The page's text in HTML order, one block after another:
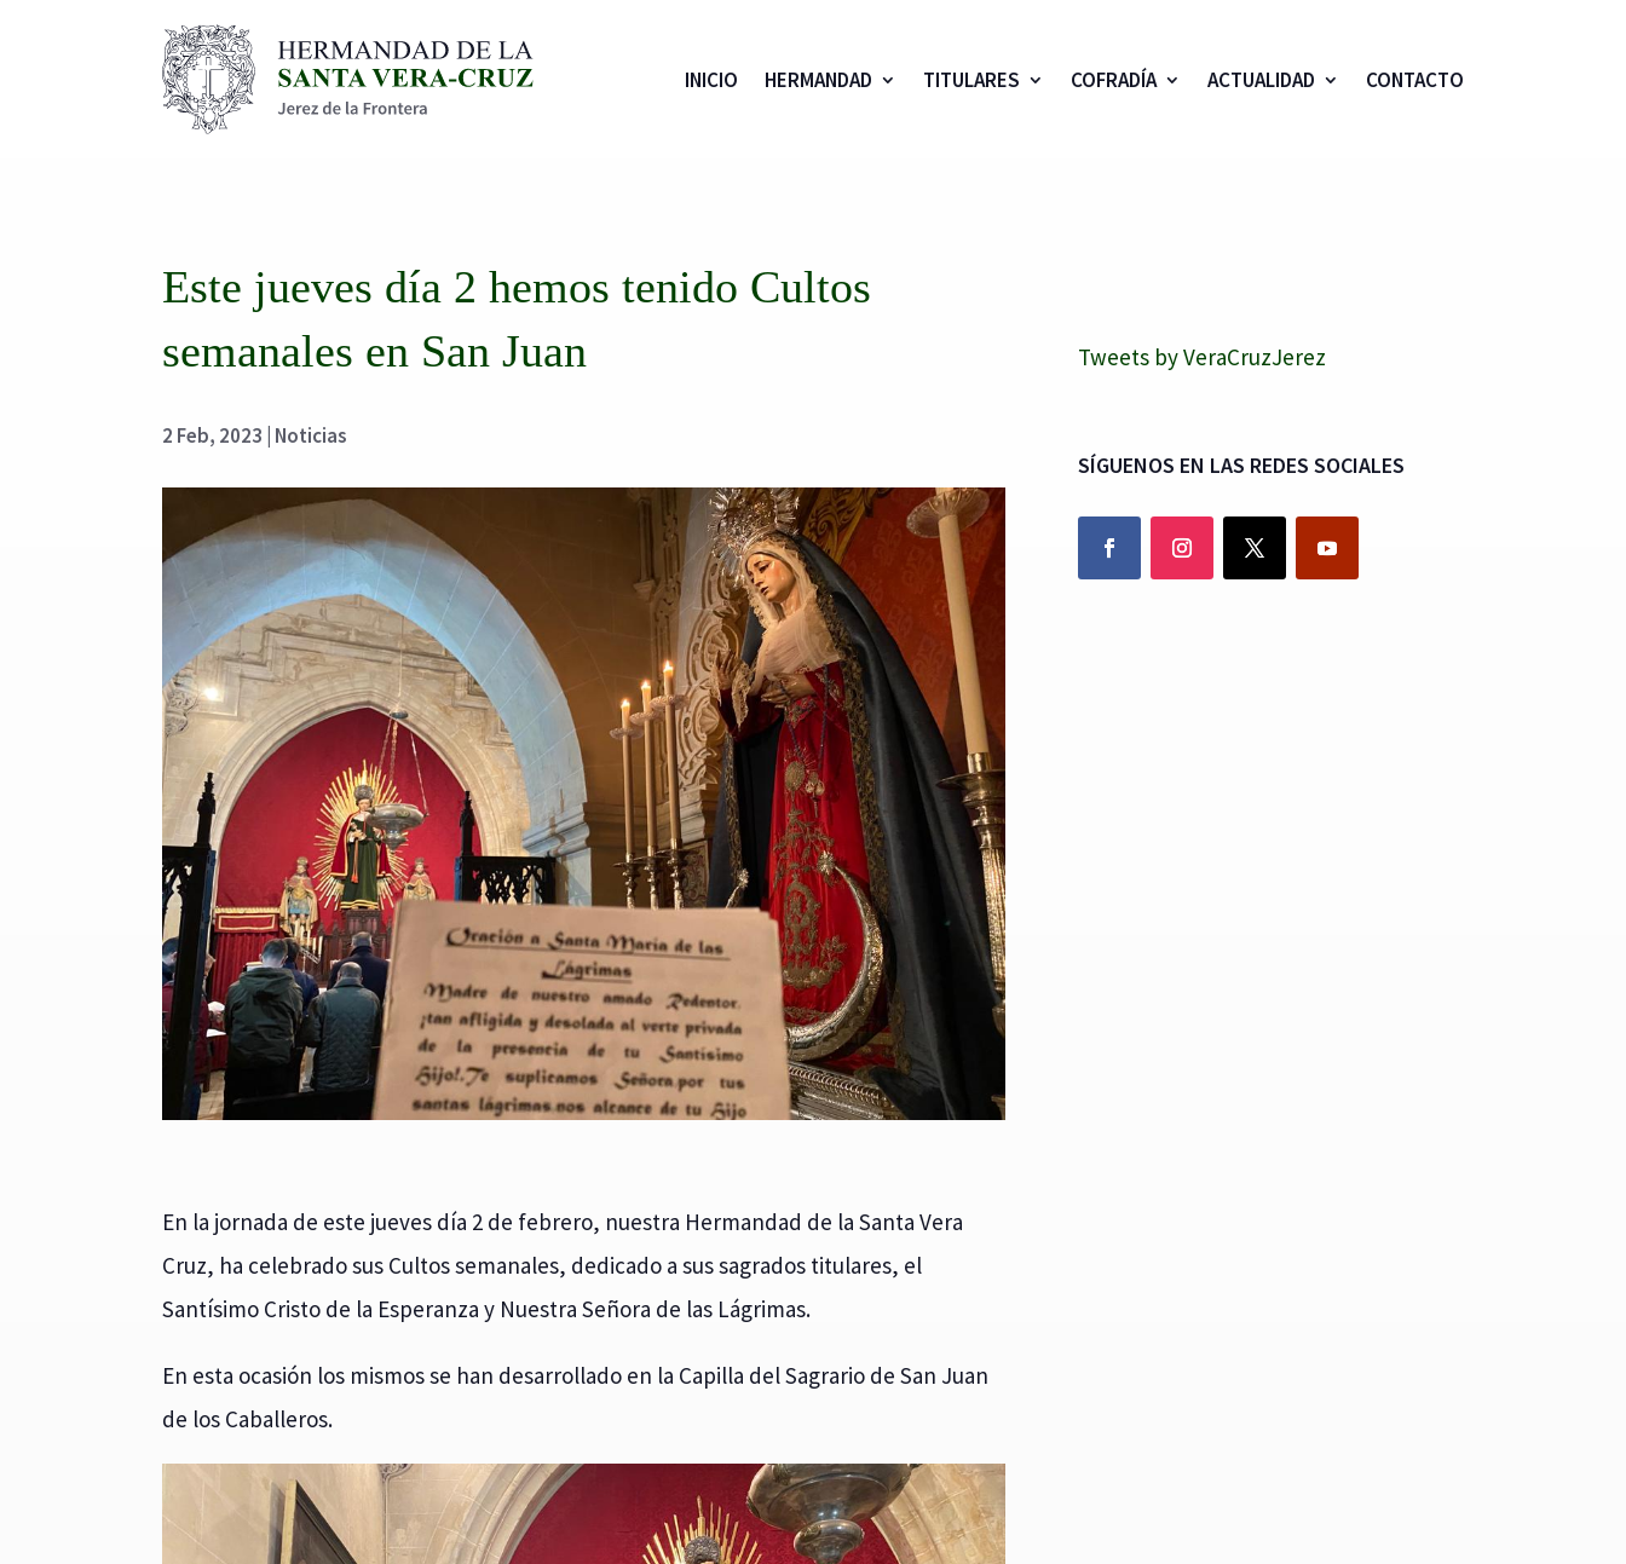
INICIO HERMANDAD TITULARES COFRADÍA ACTUALIDAD CONTACTO
Este jueves día 2 hemos tenido Cultos
semanales en San Juan
2 Feb, 2023 Noticias
En la jornada de este jueves día 2 de febrero, nuestra Hermandad de la Santa Vera
Cruz, ha celebrado sus Cultos semanales, dedicado a sus sagrados titulares, el
Santísimo Cristo de la Esperanza y Nuestra Señora de las Lágrimas.
En esta ocasión los mismos se han desarrollado en la Capilla del Sagrario de San Juan
de los Caballeros.
Tweets by VeraCruzJerez
SÍGUENOS EN LAS REDES SOCIALES